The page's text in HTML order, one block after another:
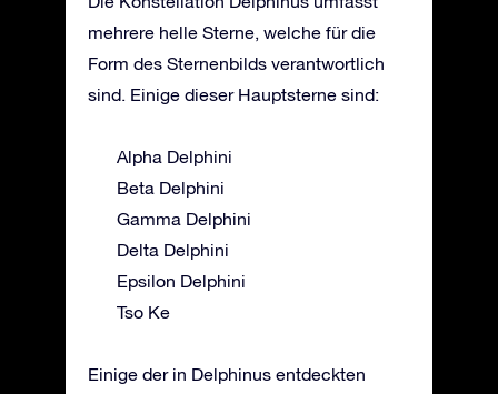
mehrere helle Sterne, welche für die
Form des Sternenbilds verantwortlich
sind. Einige dieser Hauptsterne sind:
Alpha Delphini
Beta Delphini
Gamma Delphini
Delta Delphini
Epsilon Delphini
Tso Ke
Einige der in Delphinus entdeckten